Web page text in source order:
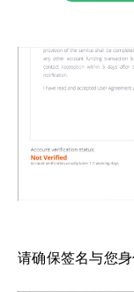
请确保签名与您